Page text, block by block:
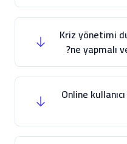
Kriz yönetimi
ne yapmalı
Online